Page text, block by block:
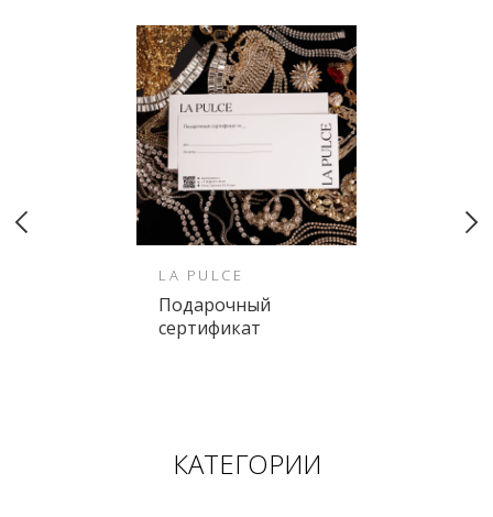
LA PULCE
Подарочный
сертификат
КАТЕГОРИИ